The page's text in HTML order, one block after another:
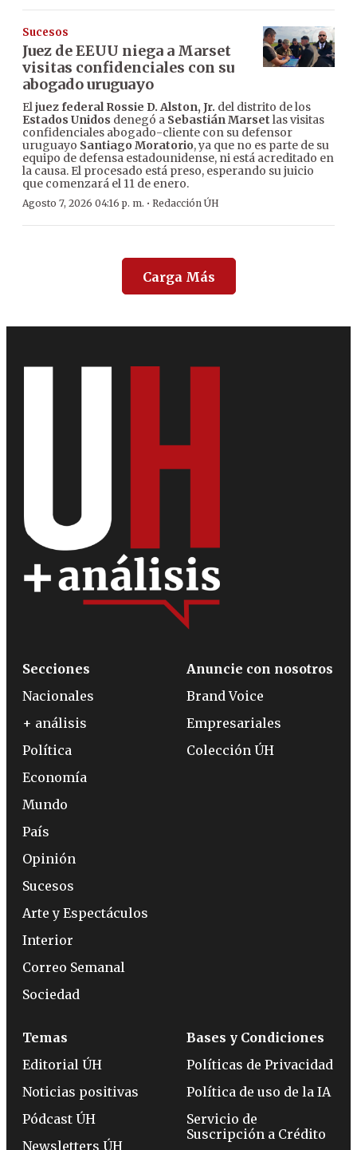
Sucesos
Juez de EEUU niega a Marset
visitas confidenciales con su
abogado uruguayo
Eljuez federal Rossie D. Alston, Jr. del distrito de los
Estados Unidos denegó a Sebastián Marset las visitas
confidenciales abogado-cliente con su defensor
uruguayo Santiago Moratorio, ya que no es parte de su
equipo de defensa estadounidense, ni está acreditado en
la causa. El procesado está preso, esperando su juicio
que comenzará el 11 de enero.
Agosto 7, 2026 04:16 p. m. · Redacción ÚH
Carga Más
Secciones
Nacionales
+ análisis
Política
Economía
Mundo
País
Opinión
Sucesos
Arte y Espectáculos
Interior
Correo Semanal
Sociedad
Anuncie con nosotros
Brand Voice
Empresariales
Colección ÚH
Temas
Editorial ÚH
Noticias positivas
Pódcast ÚH
Newsletters ÚH
Bases y Condiciones
Políticas de Privacidad
Política de uso de la IA
Servicio de
Suscripción a Crédito